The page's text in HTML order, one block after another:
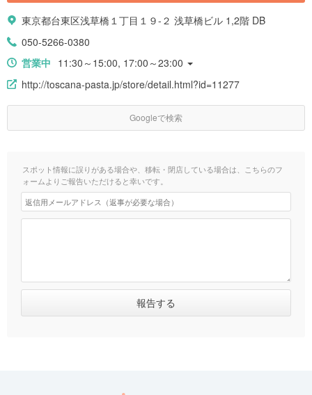
東京都台東区浅草橋１丁目１９-２ 浅草橋ビル 1,2階 DB
050-5266-0380
営業中 11:30～15:00, 17:00～23:00
http://toscana-pasta.jp/store/detail.html?id=11277
Googleで検索
スポット情報に誤りがある場合や、移転・閉店している場合は、こちらのフ
ォームよりご報告いただけると幸いです。